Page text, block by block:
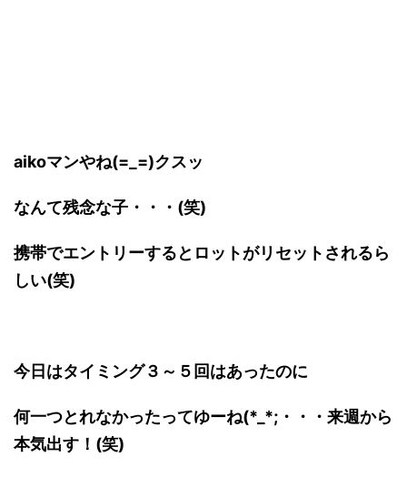
aikoマンやね(=_=)クスッ
なんて残念な子・・・(笑)
携帯でエントリーするとロットがリセットされるら
しい(笑)
今日はタイミング３～５回はあったのに
何一つとれなかったってゆーね(*_*;・・・来週から
本気出す！(笑)